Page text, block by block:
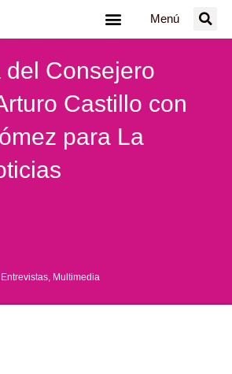
Menú
del Consejero
Castillo con
para La
Entrevistas Multimedia